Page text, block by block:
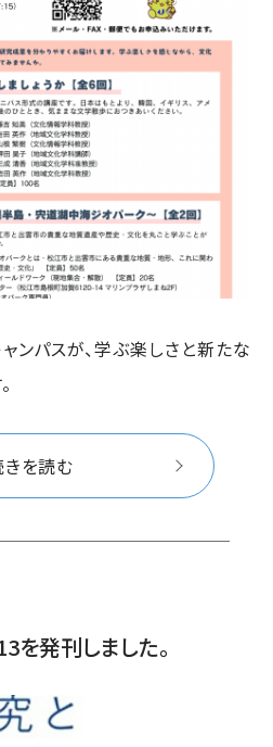
ンパスが、学ぶ楽しさと新たな
を読む
発刊しました。